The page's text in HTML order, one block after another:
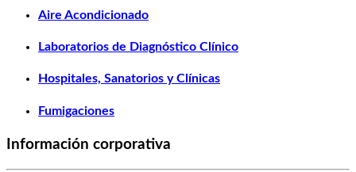
Aire Acondicionado
Laboratorios de Diagnóstico Clínico
Hospitales, Sanatorios y Clínicas
Fumigaciones
Información corporativa